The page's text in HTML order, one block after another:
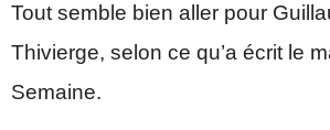
Tout semble bien aller pour
Thivierge, selon ce qu’a écrit le
Semaine.